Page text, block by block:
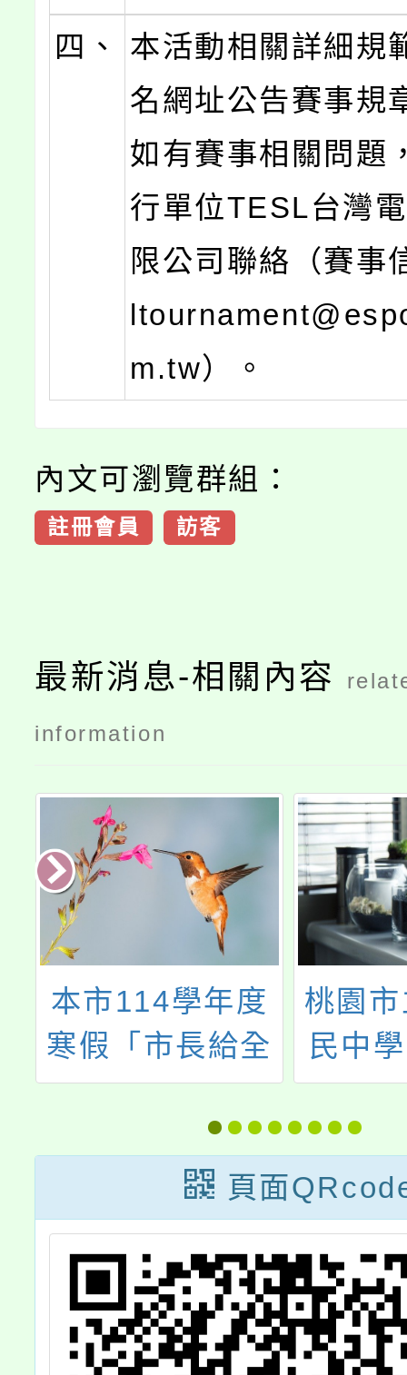
四、
本活動相關詳細規
名網址公告賽事規
如有賽事相關問題
行單位TESL台灣
限公司聯絡（賽事
m.tw）。
內文可瀏覽群組：
註冊會員 訪客
最新消息-相關內容
information
桃園市立瑞坪國
民中學114學年
度體育班 第二次
新生入學考試錄
取名單
主旨
桃園
學習
頁面